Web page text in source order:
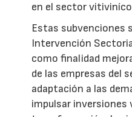
en el sector
Estas subvenciones
Intervención
como finalidad
de las empresas del
adaptación a las
impulsar inversiones